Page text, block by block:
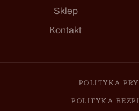
Sklep
Kontakt
POLITYKA
POLITYKA